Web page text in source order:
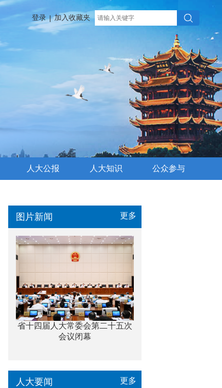
登录 | 加入收藏夹
人大公报 人大知识 公众参与
图片新闻 更多
省十四届人大常委会第二十五次
会议闭幕
人大要闻 更多